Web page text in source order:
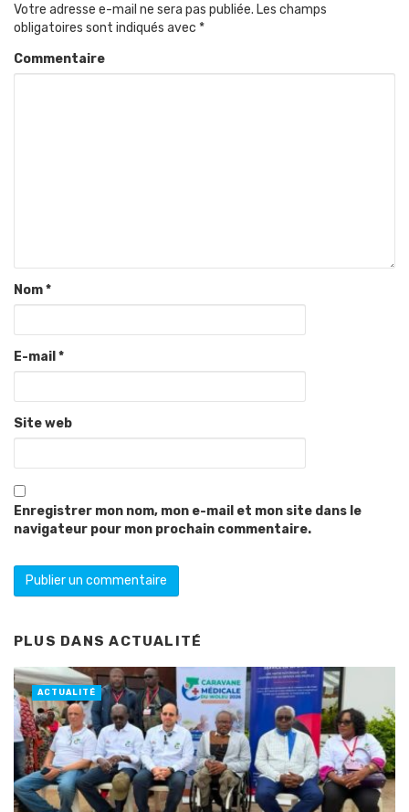
Votre adresse e-mail ne sera pas publiée. Les champs
obligatoires sont indiqués avec *
Commentaire
Nom*
E-mail *
Site web
Enregistrer mon nom, mon e-mail et mon site dans le
navigateur pour mon prochain commentaire.
PLUS DANSACTUALITÉ
ACTUALITÉ